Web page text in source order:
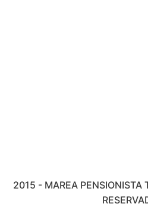
2015 - MAREA PENSIONISTA